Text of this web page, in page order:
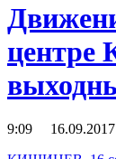
центре
9:09 16.09.2017